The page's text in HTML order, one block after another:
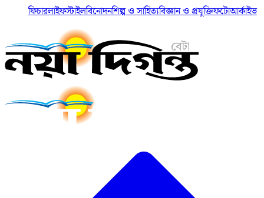
ফিচারলাইফস্টাইলবিনোদনশিল্প ও সাহিত্যবিজ্ঞান ও প্রযুক্তিফটোআর্কাইভ